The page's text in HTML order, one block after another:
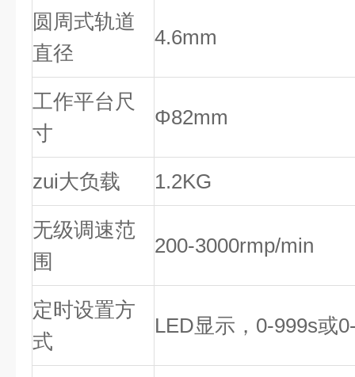
圆周式轨道
直径
4.6mm
工作平台尺
寸
Φ82mm
zui大负载 1.2KG
无级调速范
围
200-3000rmp/min
定时设置方
式
LED显示，0-999s或